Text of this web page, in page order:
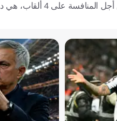
الأهلي يدخل